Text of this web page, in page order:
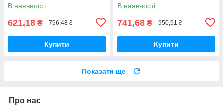
В наявності
621,18 ₴ 796,48 ₴
Купити
В наявності
741,68 ₴ 950,91 ₴
Купити
Показати ще
Про нас